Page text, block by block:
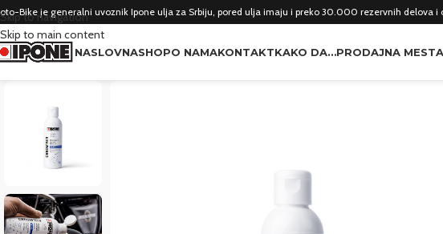
Skip to navigation
Skip to main content
Bike je generalni uvoznik Ipone ulja za Srbiju, pored ulja imaju i preko 30.000 rezervnih delova i
NASLOVNASHOPO NAMAKONTAKTKAKO DA…PRODAJNA MESTA